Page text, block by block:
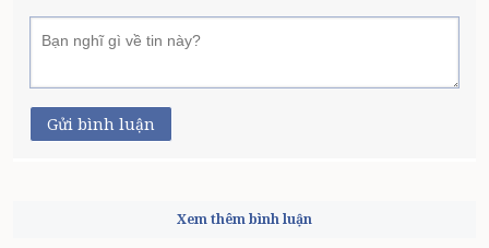
Gửi bình luận
Xem thêm bình luận